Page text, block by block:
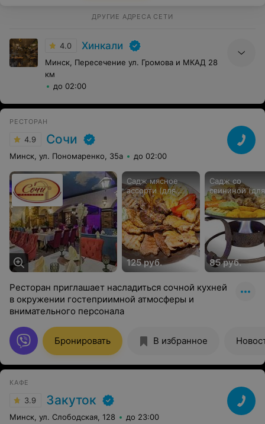
ДРУГИЕ АДРЕСА СЕТИ
4.0 Хинкали
Минск, Пересечение ул. Громова и МКАД 28
км
до 02:00
РЕСТОРАН
4.9 Сочи
Минск, ул. Пономаренко, 35а до 02:00
Садж мясное
ассорти (для
компании)
125 руб.
Садж со
свининой (для
компании)
85 руб.
Ресторан приглашает насладиться сочной кухней
в окружении гостеприимной атмосферы и
внимательного персонала
Бронировать В избранное
КАФЕ
3.9 Закуток
Минск, ул. Слободская, 128 до 23:00